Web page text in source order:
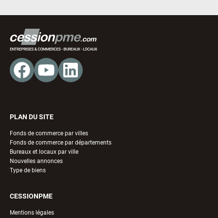
PLAN DU SITE
Fonds de commerce par villes
Fonds de commerce par départements
Bureaux et locaux par ville
Nouvelles annonces
Type de biens
CESSIONPME
Mentions légales